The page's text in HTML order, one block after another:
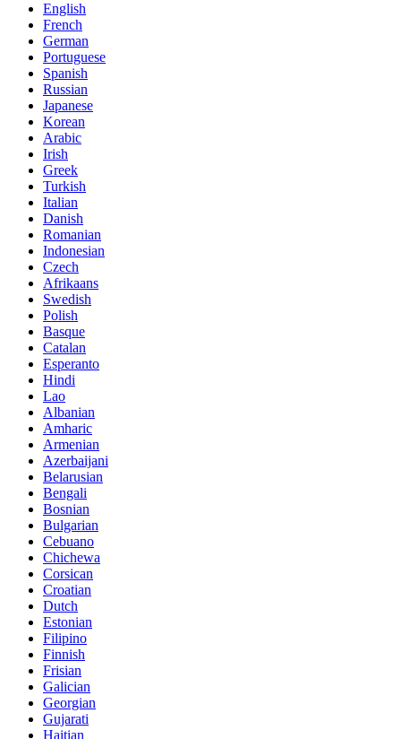
English
French
German
Portuguese
Spanish
Russian
Japanese
Korean
Arabic
Irish
Greek
Turkish
Italian
Danish
Romanian
Indonesian
Czech
Afrikaans
Swedish
Polish
Basque
Catalan
Esperanto
Hindi
Lao
Albanian
Amharic
Armenian
Azerbaijani
Belarusian
Bengali
Bosnian
Bulgarian
Cebuano
Chichewa
Corsican
Croatian
Dutch
Estonian
Filipino
Finnish
Frisian
Galician
Georgian
Gujarati
Haitian